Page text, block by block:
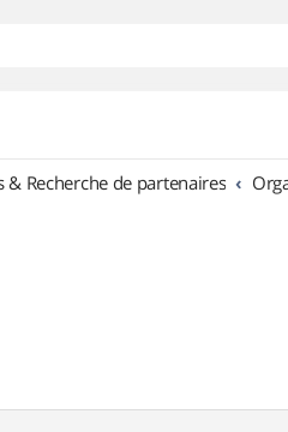
Recherche de partenaires